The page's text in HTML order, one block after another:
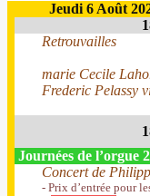
Jeudi 6 Août
Retrouvailles
marie Cecile
Frederic Pelassy
Journées de l’orgue
Concert de
- Prix d’entrée pour